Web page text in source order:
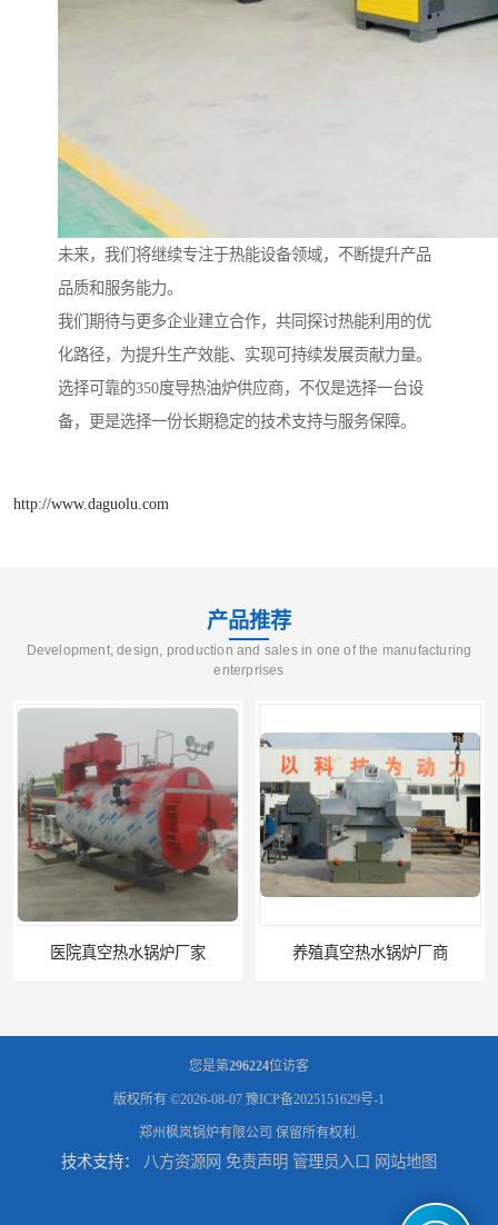
未来，我们将继续专注于热能设备领域，不断提升产品
品质和服务能力。
我们期待与更多企业建立合作，共同探讨热能利用的优
化路径，为提升生产效能、实现可持续发展贡献力量。
选择可靠的350度导热油炉供应商，不仅是选择一台设
备，更是选择一份长期稳定的技术支持与服务保障。
http://www.daguolu.com
产品推荐
Development, design, production and sales in one of the manufacturing
enterprises
真空热水锅炉厂家 养殖真空热水锅炉厂商
您是第296224位访客
版权所有 ©2026-08-07 豫ICP备2025151629号-1
郑州枫岚锅炉有限公司 保留所有权利.
技术支持： 八方资源网 免责声明 管理员入口 网站地图